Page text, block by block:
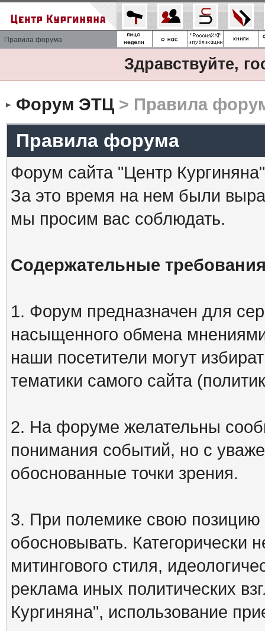
Правила форума
Здравствуйте,
Форум ЭТЦ> Правила
Правила форума
Форум сайта "Центр
За это время на нем были
мы просим вас соблюдать.
Содержательные
1. Форум предназначен для
насыщенного обмена
наши посетители могут
тематики самого сайта
2. На форуме желательны
понимания событий, но с
обоснованные точки зрения.
3. При полемике свою
обосновывать. Категорически
митингового стиля,
реклама иных политических
Кургиняна", использование